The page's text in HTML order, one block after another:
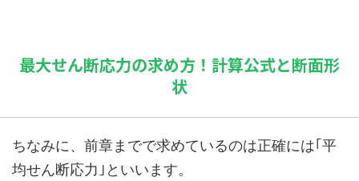
最大せん断応力の求め方！計算公式と断面形
状
ちなみに、前章までで求めているのは正確には｢平
均せん断応力｣といいます。